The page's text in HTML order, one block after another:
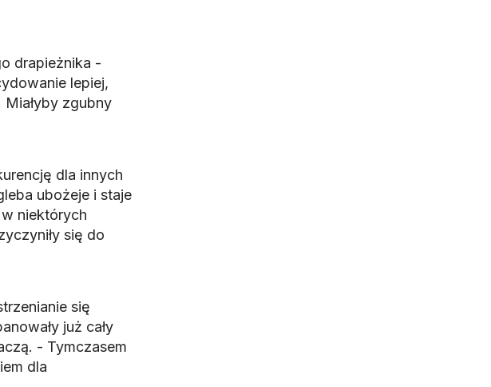
drapieżnika -
lepiej,
zgubny
dla innych
ubożeje i staje
niektórych
się do
się
już cały
- Tymczasem
dla